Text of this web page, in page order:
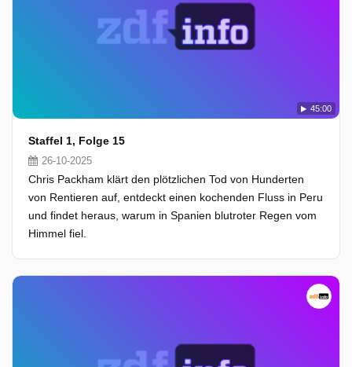
45:00
Staffel 1, Folge 15
26-10-2025
Chris Packham klärt den plötzlichen Tod von Hunderten
von Rentieren auf, entdeckt einen kochenden Fluss in Peru
und findet heraus, warum in Spanien blutroter Regen vom
Himmel fiel.